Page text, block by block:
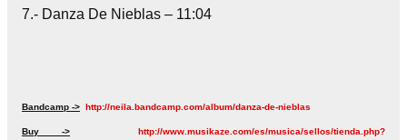
7.- Danza De Nieblas – 11:04
Bandcamp -> http://neila.bandcamp.com/album/danza-de-nieblas
Buy -> http://www.musikaze.com/es/musica/sellos/tienda.php?